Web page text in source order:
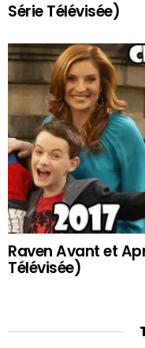
Série Télévisée)
Raven Avant et
Télévisée)